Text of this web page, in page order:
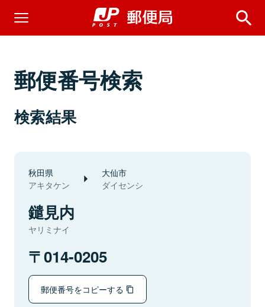
郵便番号検索
検索結果
秋田県
アキタケン
大仙市
ダイセンシ
鑓見内
ヤリミナイ
014-0205
郵便番号をコピーする